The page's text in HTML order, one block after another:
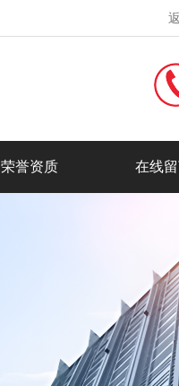
荣誉资质 在线